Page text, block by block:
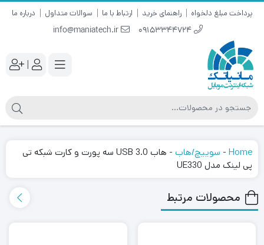
پرداخت مبلغ دلخواه راهنمای خرید ارتباط با ما سوالات متداول درباره ما
09153344724
info@maniatech.ir
|
Home
- سوییچ/هاب -
هاب USB 3.0 سه پورت و کارت شبکه تی
پی لینک مدل UE330
محصولات مرتبط